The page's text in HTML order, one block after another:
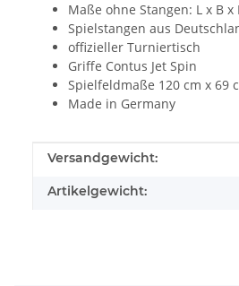
Maße ohne Stangen: L x B x
Spielstangen aus
offizieller Turniertisch
Griffe Contus Jet Spin
Spielfeldmaße 120 cm x 69
Made in Germany
Produkteigenschaft
Wert
Versandgewicht:
Artikelgewicht: